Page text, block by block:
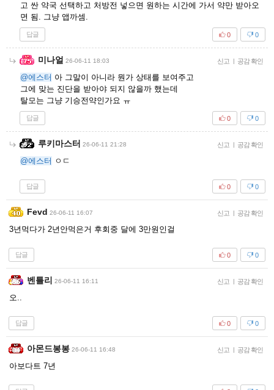
고 싼 약국 선택하고 처방전 넣으면 원하는 시간에 가서 약만 받아오
면 됨. 그냥 앱까셈.
답글 0
0
미나얼 26-06-11 18:03 신고 | 공감 확인
@에스터 아 그말이 아니라 뭔가 상태를 보여주고
그에 맞는 진단을 받아야 되지 않을까 했는데
탈모는 그냥 기승전약인가요 ㅠ
답글 0
0
루키마스터 26-06-11 21:28 신고 | 공감 확인
@에스터 ㅇㄷ
답글 0
0
Fevd 26-06-11 16:07 신고 | 공감 확인
3년먹다가 2년안먹은거 후회중 달에 3만원인걸
답글 0
0
벤틀리 26-06-11 16:11 신고 | 공감 확인
오..
답글 0
0
아몬드봉봉 26-06-11 16:48 신고 | 공감 확인
아보다트 7년